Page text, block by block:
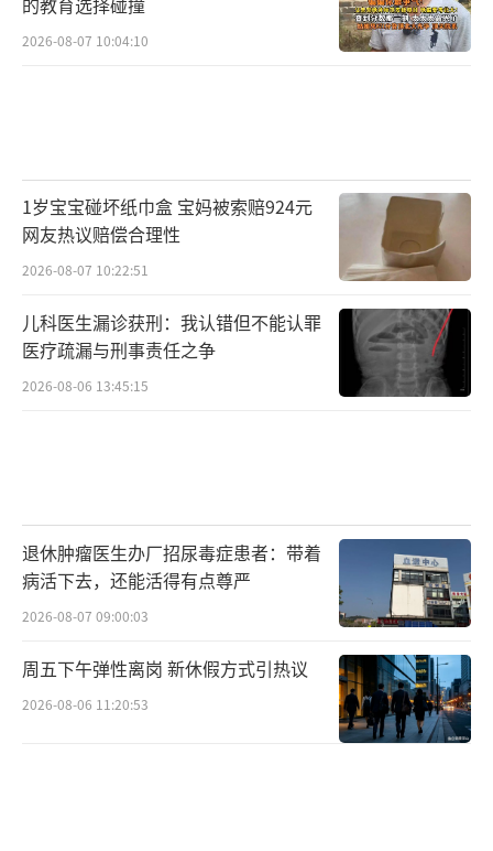
2026-08-07 10:04:10
1岁宝宝碰坏纸巾盒 宝妈被索赔924元
网友热议赔偿合理性
2026-08-07 10:22:51
儿科医生漏诊获刑：我认错但不能认罪
医疗疏漏与刑事责任之争
2026-08-06 13:45:15
退休肿瘤医生办厂招尿毒症患者：带着
病活下去，还能活得有点尊严
2026-08-07 09:00:03
周五下午弹性离岗 新休假方式引热议
2026-08-06 11:20:53